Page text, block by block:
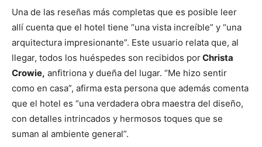
Una de las reseñas más completas que es posible leer
allí cuenta que el hotel tiene “una vista increíble” y “una
arquitectura impresionante”. Este usuario relata que, al
llegar, todos los huéspedes son recibidos porChrista
Crowie, anfitriona y dueña del lugar. “Me hizo sentir
como en casa”, afirma esta persona que además comenta
que el hotel es “una verdadera obra maestra del diseño,
con detalles intrincados y hermosos toques que se
suman al ambiente general”.